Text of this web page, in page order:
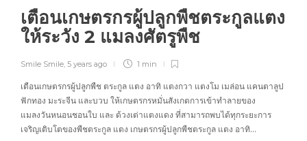
เตือนเกษตรกรผู้ปลูกพืชตระกูลแตง
ให้ระวัง 2 แมลงศัตรูพืช
Smile Smile 5 years ago 1 min
เตือนเกษตรกรผู้ปลูกพืช ตระกูล แตง อาทิ แตงกวา แตงโม เมล่อน แคนตาลูป
ฟักทอง มะระจีน และบวบ ให้เกษตรกรหมั่นสังเกตการเข้าทำลายของ
แมลงวันหนอนชอนใบ และ ด้วงเต่าแตงแดง ที่สามารถพบได้ทุกระยะการ
เจริญเติบโตของพืชตระกูล แตง เกษตรกรผู้ปลูกพืชตระกูล แตง อาทิ…